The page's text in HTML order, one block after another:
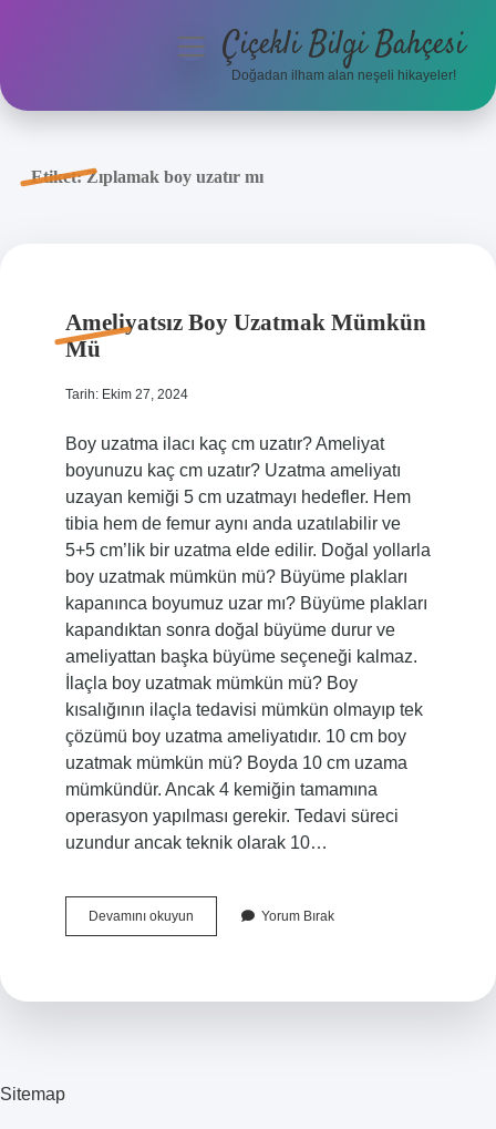
Anasayfa
menüyüÇiçekli Bilgi Bahçesi
Doğadan ilham alan neşeli hikayeler!
Etiket:Zıplamak boy uzatır mı
Ameliyatsız Boy Uzatmak Mümkün
Mü
Tarih: Ekim 27, 2024
Boy uzatma ilacı kaç cm uzatır? Ameliyat
boyunuzu kaç cm uzatır? Uzatma ameliyatı
uzayan kemiği 5 cm uzatmayı hedefler. Hem
tibia hem de femur aynı anda uzatılabilir ve
5+5 cm’lik bir uzatma elde edilir. Doğal yollarla
boy uzatmak mümkün mü? Büyüme plakları
kapanınca boyumuz uzar mı? Büyüme plakları
kapandıktan sonra doğal büyüme durur ve
ameliyattan başka büyüme seçeneği kalmaz.
İlaçla boy uzatmak mümkün mü? Boy
kısalığının ilaçla tedavisi mümkün olmayıp tek
çözümü boy uzatma ameliyatıdır. 10 cm boy
uzatmak mümkün mü? Boyda 10 cm uzama
mümkündür. Ancak 4 kemiğin tamamına
operasyon yapılması gerekir. Tedavi süreci
uzundur ancak teknik olarak 10…
Devamını okuyunAmeliyatsız
Boy
Yorum Bırak
Sitemap